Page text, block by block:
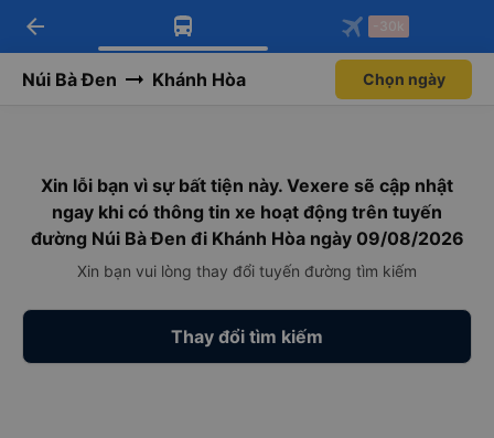
Tải app Vexere ngay!
Nhận ưu đãi thành viên độc
Mở app
Tải app Vexere
-30k/ghế khi đặt vé máy bay qua
Mở app
arrow_back -30k
Núi Bà Đen Khánh Hòa Chọn ngày
Xin lỗi bạn vì sự bất tiện này. Vexere sẽ cập nhật
ngay khi có thông tin xe hoạt động trên tuyến
đường Núi Bà Đen đi Khánh Hòa ngày 09/08/2026
Xin bạn vui lòng thay đổi tuyến đường tìm kiếm
Thay đổi tìm kiếm